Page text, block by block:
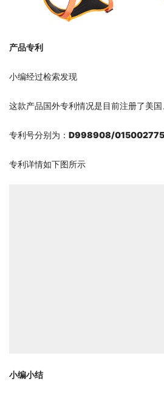
产品专利
小编经过检索发现
这款产品国外专利情况是目前注册了美
专利号分别为： D998908/
专利详情如下图所示
小编小结